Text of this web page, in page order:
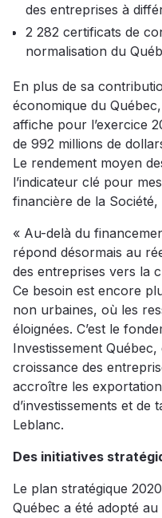
des entreprises à
2 282 certificats de
normalisation du
En plus de sa
économique du
affiche pour l’exercice
de 992 millions de
Le rendement moyen
l’indicateur clé pour
financière de la
« Au-delà du
répond désormais au
des entreprises vers la
Ce besoin est encore
non urbaines, où les
éloignées. C’est le
Investissement
croissance des
accroître les
d’investissements et de
Leblanc.
Des initiatives
Le plan stratégique
Québec a été adopté